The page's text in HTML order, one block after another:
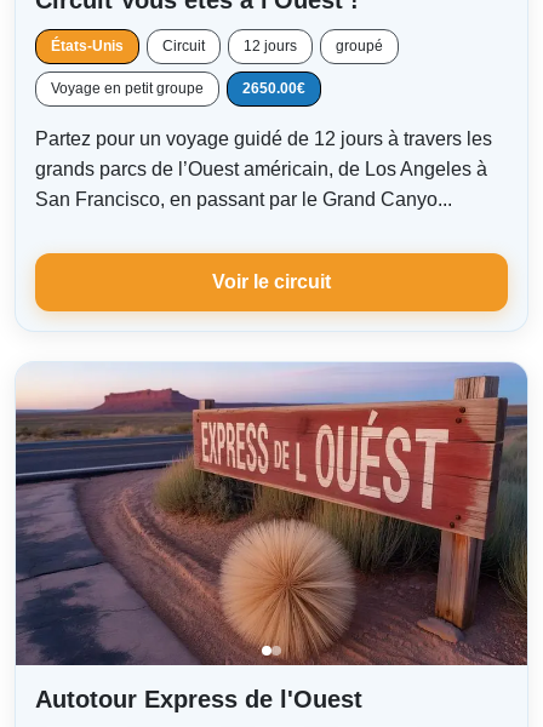
États-Unis Circuit 12 jours groupé
Voyage en petit groupe 2650.00€
Partez pour un voyage guidé de 12 jours à travers les
grands parcs de l’Ouest américain, de Los Angeles à
San Francisco, en passant par le Grand Canyo...
Voir le circuit
Autotour Express de l'Ouest